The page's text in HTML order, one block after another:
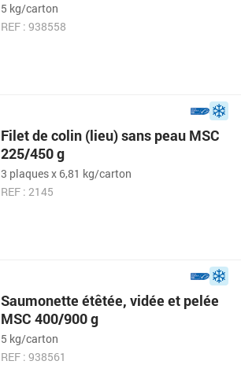
5 kg/carton
REF : 938558
Filet de colin (lieu) sans peau MSC
225/450 g
3 plaques x 6,81 kg/carton
REF : 2145
Saumonette étêtée, vidée et pelée
MSC 400/900 g
5 kg/carton
REF : 938561